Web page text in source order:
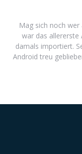
Mag sich noch
war das allererste
damals importiert.
Android treu